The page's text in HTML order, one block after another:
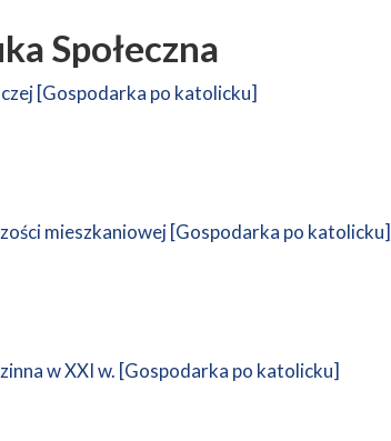
Społeczna
[Gospodarka po katolicku]
mieszkaniowej [Gospodarka po katolicku]
w XXI w. [Gospodarka po katolicku]